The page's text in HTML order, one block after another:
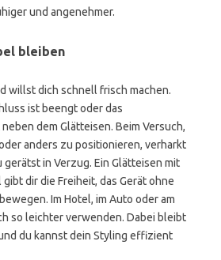
und angenehmer.
bleiben
willst dich schnell frisch machen.
ist beengt oder das
dem Glätteisen. Beim Versuch,
anders zu positionieren, verharkt
gerätst in Verzug. Ein Glätteisen mit
dir die Freiheit, das Gerät ohne
Im Hotel, im Auto oder am
so leichter verwenden. Dabei bleibt
du kannst dein Styling effizient